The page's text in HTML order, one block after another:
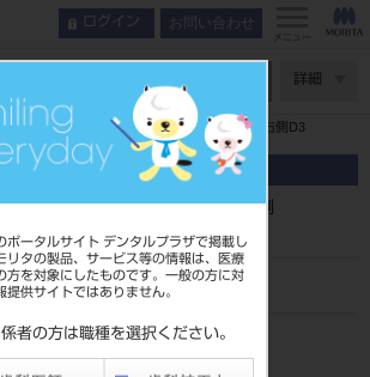
ポータルサイト デンタルプラザで掲載し
リタの製品、サービス等の情報は、医療
方を対象にしたものです。一般の方に対
提供サイトではありません。
者の方は職種を選択ください。
ログイン お問い合わせ
メニュー
詳細
ラウン 乳歯冠 10入第一乳臼歯用 下顎右側D3
問い合わせ
冠 10入第一乳臼歯用 下顎右側
品目コード
206240004D3